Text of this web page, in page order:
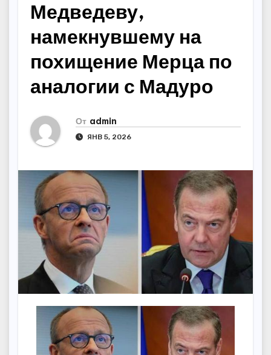
Медведеву,
намекнувшему на
похищение Мерца по
аналогии с Мадуро
От admin
ЯНВ 5, 2026